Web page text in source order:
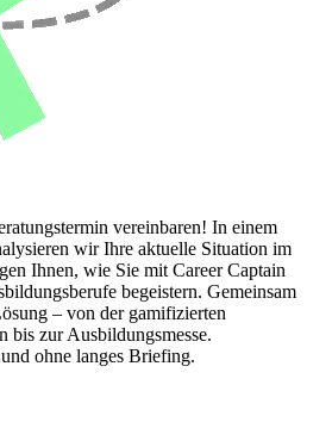
vereinbaren! In einem
wir Ihre aktuelle Situation im
Ihnen, wie Sie mit Career Captain
begeistern. Gemeinsam
– von der gamifizierten
bis zur Ausbildungsmesse.
ohne langes Briefing.